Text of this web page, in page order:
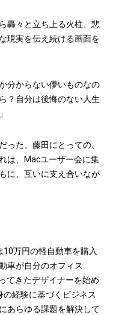
轟々と立ち上る火柱、悲
現実を伝え続ける画面を
分からない儚いものなの
？自分は後悔のない人生
った。藤田にとっての、
は、Macユーザー会に集
に、互いに支え合いなが
万円の軽自動車を購入
車が自分のオフィス
てきたデザイナーを始め
経験に基づくビジネス
あらゆる課題を解決して